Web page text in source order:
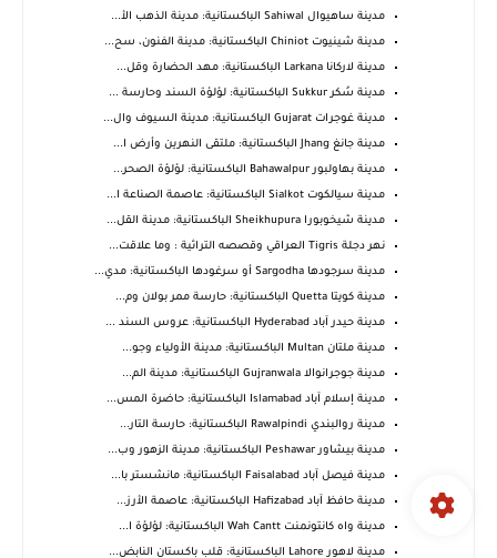
مدينة ساهيوال Sahiwal الباكستانية: مدينة الذهب الأ...
مدينة شينيوت Chiniot الباكستانية: مدينة الفنون، سح...
مدينة لاركانا Larkana الباكستانية: مهد الحضارة وقل...
مدينة سُكر Sukkur الباكستانية: لؤلؤة السند وحارسة ...
مدينة غوجرات Gujarat الباكستانية: مدينة السيوف وال...
مدينة جانغ Jhang الباكستانية: ملتقى النهرين وأرض ا...
مدينة بهاولبور Bahawalpur الباكستانية: لؤلؤة الصحر...
مدينة سيالكوت Sialkot الباكستانية: عاصمة الصناعة ا...
مدينة شيخوبورا Sheikhupura الباكستانية: مدينة القل...
نهر دجلة Tigris العراقي وقصصه التراثية : وما علاقت...
مدينة سرجودها Sargodha أو سرغودها الباكستانية: مدي...
مدينة كويتا Quetta الباكستانية: حارسة ممر بولان وم...
مدينة حيدر آباد Hyderabad الباكستانية: عروس السند ...
مدينة ملتان Multan الباكستانية: مدينة الأولياء وجو...
مدينة جوجرانوالا Gujranwala الباكستانية: مدينة الم...
مدينة إسلام آباد Islamabad الباكستانية: حاضرة المس...
مدينة روالبندي Rawalpindi الباكستانية: حارسة التار...
مدينة بيشاور Peshawar الباكستانية: مدينة الزهور وب...
مدينة فيصل آباد Faisalabad الباكستانية: مانشستر با...
مدينة حافظ آباد Hafizabad الباكستانية: عاصمة الأرز...
مدينة واه كانتونمنت Wah Cantt الباكستانية: لؤلؤة ا...
مدينة لاهور Lahore الباكستانية: قلب باكستان النابض...